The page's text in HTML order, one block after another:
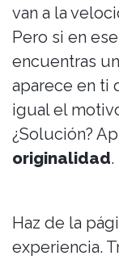
van a la
Pero si en
encuentras
aparece en ti
igual el
¿Solución?
originalidad.
Haz de la
experiencia.